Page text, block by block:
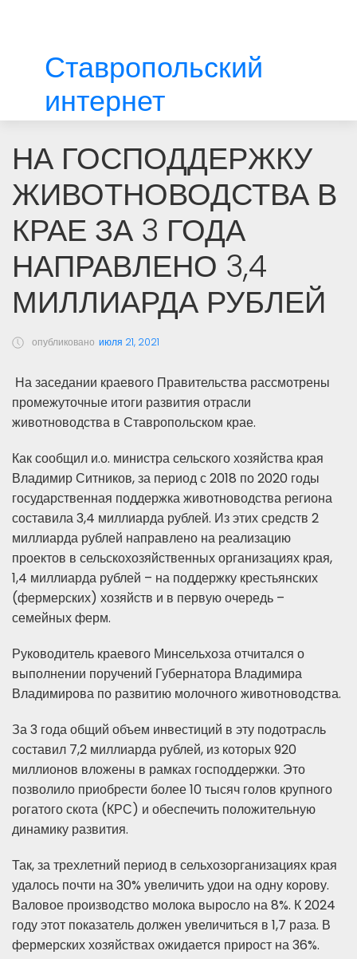
Ставропольский
интернет
НА ГОСПОДДЕРЖКУ
ЖИВОТНОВОДСТВА В
КРАЕ ЗА 3 ГОДА
НАПРАВЛЕНО 3,4
МИЛЛИАРДА РУБЛЕЙ
опубликовано июля 21, 2021
На заседании краевого Правительства рассмотрены
промежуточные итоги развития отрасли
животноводства в Ставропольском крае.
Как сообщил и.о. министра сельского хозяйства края
Владимир Ситников, за период с 2018 по 2020 годы
государственная поддержка животноводства региона
составила 3,4 миллиарда рублей. Из этих средств 2
миллиарда рублей направлено на реализацию
проектов в сельскохозяйственных организациях края,
1,4 миллиарда рублей – на поддержку крестьянских
(фермерских) хозяйств и в первую очередь –
семейных ферм.
Руководитель краевого Минсельхоза отчитался о
выполнении поручений Губернатора Владимира
Владимирова по развитию молочного животноводства.
За 3 года общий объем инвестиций в эту подотрасль
составил 7,2 миллиарда рублей, из которых 920
миллионов вложены в рамках господдержки. Это
позволило приобрести более 10 тысяч голов крупного
рогатого скота (КРС) и обеспечить положительную
динамику развития.
Так, за трехлетний период в сельхозорганизациях края
удалось почти на 30% увеличить удои на одну корову.
Валовое производство молока выросло на 8%. К 2024
году этот показатель должен увеличиться в 1,7 раза. В
фермерских хозяйствах ожидается прирост на 36%.